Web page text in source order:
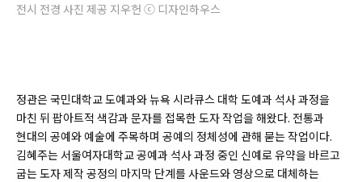
전시 전경 사진 제공 지우헌 ⓒ 디자인하우스
정관은 국민대학교 도예과와 뉴욕 시라큐스 대학 도예과 석사 과정을
마친 뒤 팝아트적 색감과 문자를 접목한 도자 작업을 해왔다. 전통과
현대의 공예와 예술에 주목하며 공예의 정체성에 관해 묻는 작업이다.
김혜주는 서울여자대학교 공예과 석사 과정 중인 신예로 유약을 바르고
굽는 도자 제작 공정의 마지막 단계를 사운드와 영상으로 대체하는